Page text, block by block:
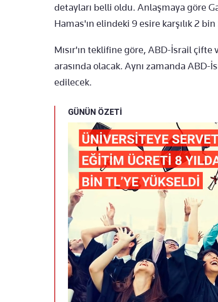
detayları belli oldu. Anlaşmaya göre
Hamas'ın elindeki 9 esire karşılık 2
Mısır'ın teklifine göre, ABD-İsrail
arasında olacak. Aynı zamanda
edilecek.
GÜNÜN ÖZETİ